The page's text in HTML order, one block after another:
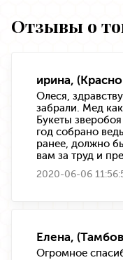
Отзывы о
ирина,
Олеся,
забрали. Мед
Букеты
год собрано
ранее, должно
вам за труд и
2020-06-06
Елена,
Огромное